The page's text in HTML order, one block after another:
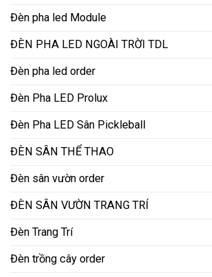
Đèn pha led Module
ĐÈN PHA LED NGOÀI TRỜI TDL
Đèn pha led order
Đèn Pha LED Prolux
Đèn Pha LED Sân Pickleball
ĐÈN SÂN THỂ THAO
Đèn sân vườn order
ĐÈN SÂN VƯỜN TRANG TRÍ
Đèn Trang Trí
Đèn trồng cây order